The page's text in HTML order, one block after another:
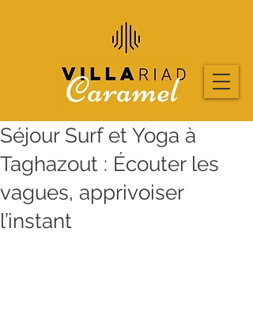
Séjour Surf et Yoga à
Taghazout : Écouter les
vagues, apprivoiser
l’instant